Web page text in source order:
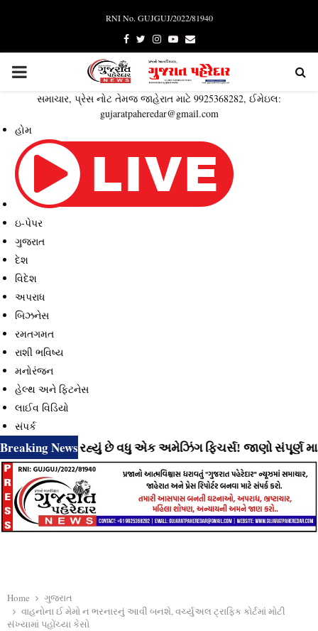
RNI No. GUJGUJ/2022/81940
Facebook
TwitterInstagram
YoutubeEmail
PRIMARY
MENU
સમાચાર, પ્રેસ નોટ તેમજ જાહેરાત માટે 9925368282, ઈમેઇલ:
gujaratpaheredar@gmail.com
હોમ
ઇ-પેપર
ગુજરાત
દેશ
વિદેશ
અપરાધ
બિઝનેસ
રમતગમત
રાશી ભવિષ્ય
મનોરંજન
હેલ્થ અને ફિટનેસ
લાઈવ વિડિયો
સંપર્ક
Breaking News
લાવી રહ્યું છે વધુ એક અમેઝિંગ ફિચર્સ! જાણો સંપૂર્ણ માહિતી
Home
ગુજરાત
વાહનોના ઈ મેમો ન ભરનારનું આવી બનશે, વર્ચ્યુઅલ ટ્રાફિક કોર્ટમાં મોટી
સંખ્યામાં પહોંચ્યા કેસો